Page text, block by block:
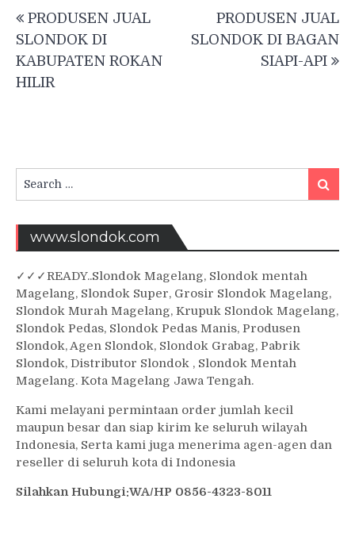
navigation
PRODUSEN JUAL
SLONDOK DI
KABUPATEN ROKAN
HILIR
PRODUSEN JUAL
SLONDOK DI BAGAN
SIAPI-API
Search
for:
Search
www.slondok.com
✓ ✓✓READY..Slondok Magelang, Slondok mentah
Magelang, Slondok Super, Grosir Slondok Magelang,
Slondok Murah Magelang, Krupuk Slondok Magelang,
Slondok Pedas, Slondok Pedas Manis, Produsen
Slondok, Agen Slondok, Slondok Grabag, Pabrik
Slondok, Distributor Slondok , Slondok Mentah
Magelang. Kota Magelang Jawa Tengah.
Kami melayani permintaan order jumlah kecil
maupun besar dan siap kirim ke seluruh wilayah
Indonesia, Serta kami juga menerima agen-agen dan
reseller di seluruh kota di Indonesia
Silahkan Hubungi:WA/HP 0856-4323-8011